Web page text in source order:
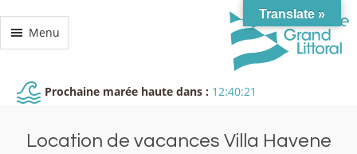
Menu
Prochaine marée haute dans : 12:40:21
Location de vacances Villa Havene
Translate »